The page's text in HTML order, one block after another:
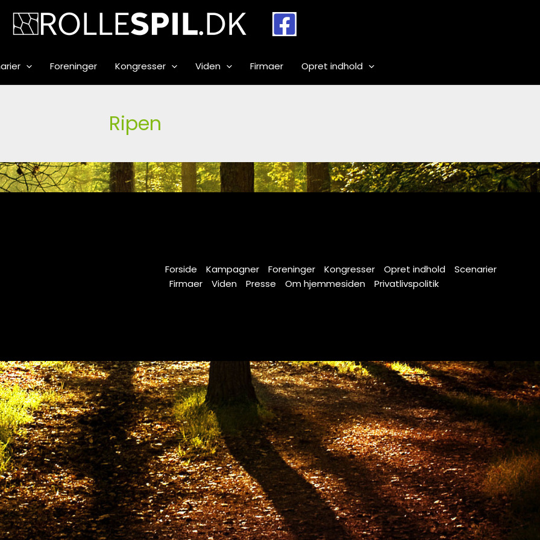
Foreninger Kongresser Viden Firmaer Opret indhold
Ripen
Forside Kampagner Foreninger Kongresser Opret indhold
Scenarier
Firmaer
Viden Presse Om hjemmesiden Privatlivspolitik